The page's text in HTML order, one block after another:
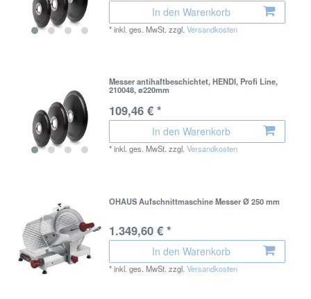
In den Warenkorb
*inkl. ges. MwSt. zzgl.Versandkosten
Messer antihaftbeschichtet, HENDI, Profi Line,
210048, ø220mm
109,46 € *
In den Warenkorb
*inkl. ges. MwSt. zzgl.Versandkosten
OHAUS Aufschnittmaschine Messer Ø 250 mm
1.349,60 € *
In den Warenkorb
*inkl. ges. MwSt. zzgl.Versandkosten